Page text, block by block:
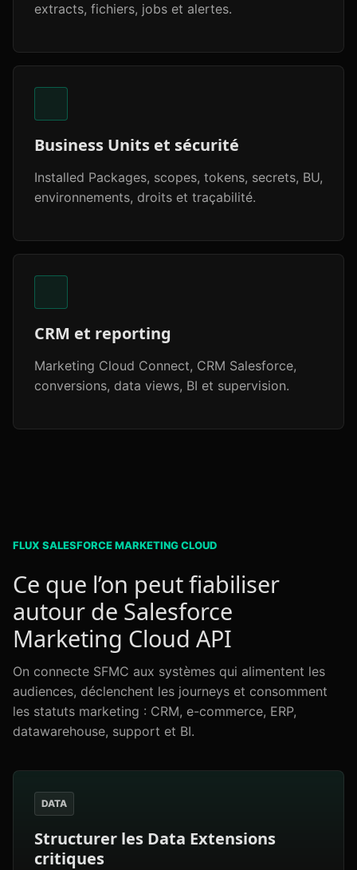
extracts, fichiers, jobs et alertes.
Business Units et sécurité
Installed Packages, scopes, tokens, secrets, BU,
environnements, droits et traçabilité.
CRM et reporting
Marketing Cloud Connect, CRM Salesforce,
conversions, data views, BI et supervision.
FLUX SALESFORCE MARKETING CLOUD
Ce que l’on peut fiabiliser
autour de Salesforce
Marketing Cloud API
On connecte SFMC aux systèmes qui alimentent les
audiences, déclenchent les journeys et consomment
les statuts marketing : CRM, e-commerce, ERP,
datawarehouse, support et BI.
DATA
Structurer les Data Extensions
critiques